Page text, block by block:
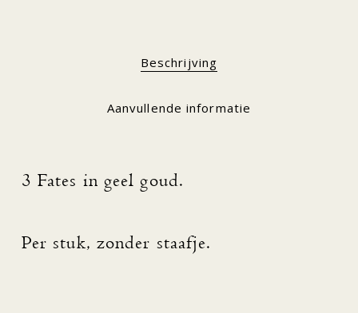
Beschrijving
Aanvullende informatie
3 Fates in geel goud.
Per stuk, zonder staafje.